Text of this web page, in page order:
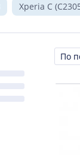
Xperia C